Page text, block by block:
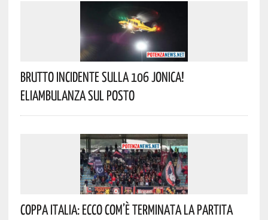
Brutto Incidente Sulla 106 Jonica!
Eliambulanza Sul Posto
Coppa Italia: Ecco Com’è Terminata La Partita